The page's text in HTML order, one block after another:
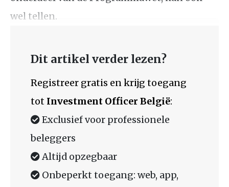
wel tellen.
Dit artikel verder lezen?
Registreer gratis en krijg toegang
tot Investment Officer België:
Exclusief voor professionele
beleggers
Altijd opzegbaar
Onbeperkt toegang: web, app,